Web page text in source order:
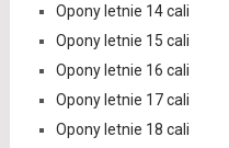
Opony letnie 14 cali
Opony letnie 15 cali
Opony letnie 16 cali
Opony letnie 17 cali
Opony letnie 18 cali